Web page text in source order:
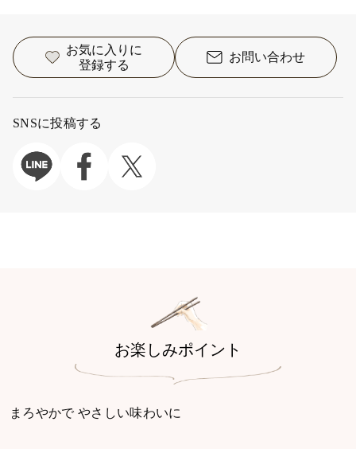
お気に入りに
登録する
お問い合わせ
SNSに投稿する
お楽しみポイント
まろやかで やさしい味わいに